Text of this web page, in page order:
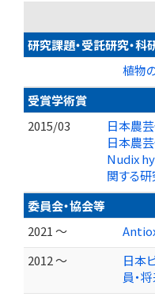
研究課題・受託研究・科
植物
受賞学術賞
2015/03
日本農
日本農
Nudix
関する研
委員会・協会等
2021 ～
2012 ～
日本
員・